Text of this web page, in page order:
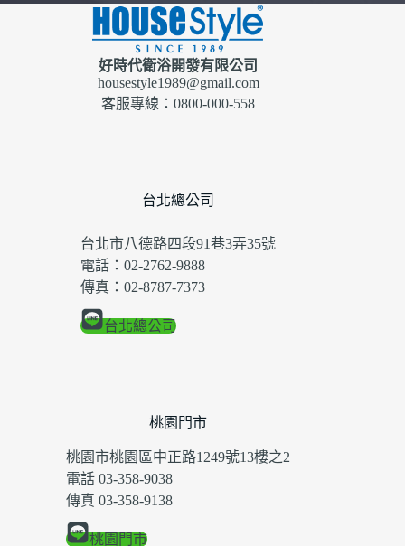
好時代衛浴開發有限公司
housestyle1989@gmail.com
客服專線：0800-000-558
台北總公司
台北市八德路四段91巷3弄35號
電話：02-2762-9888
傳真：02-8787-7373
台北總公司
桃園門市
桃園市桃園區中正路1249號13樓之2
電話 03-358-9038
傳真 03-358-9138
桃園門市